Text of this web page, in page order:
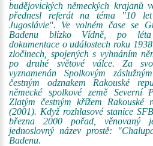
budějovických německých krajanů
přednesl referát na téma "10
Jugoslávie". Ve volném čase se
Badenu blízko Vídně, po léta
dokumentace o událostech roku
zločinech, spojených s vyhnáním
po druhé světové válce. Za
vyznamenán Spolkovým
čestným odznakem Rakouské
německé spolkové země Severní
Zlatým čestným křížem Rakouské
(2001). Když rozhlasové stanice
března 2000 pořad, věnovaný
jednoslovný název prostě:
Badenu.